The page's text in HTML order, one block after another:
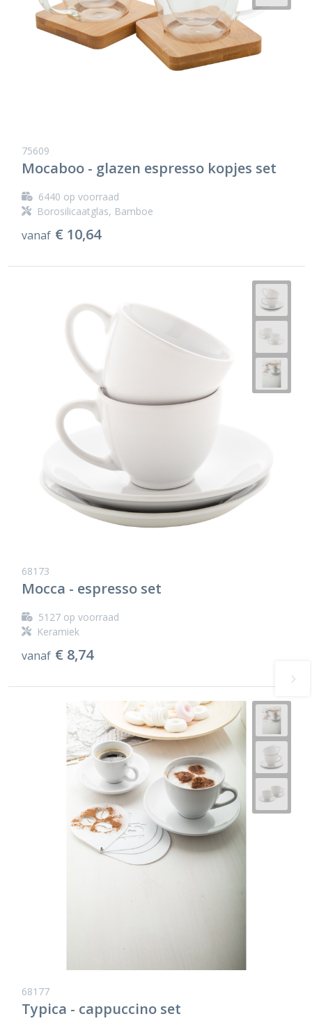
75609
Mocaboo - glazen espresso kopjes set
6440 op voorraad
Borosilicaatglas, Bamboe
vanaf € 10,64
68173
Mocca - espresso set
5127op voorraad
Keramiek
vanaf € 8,74
68177
Typica - cappuccino set